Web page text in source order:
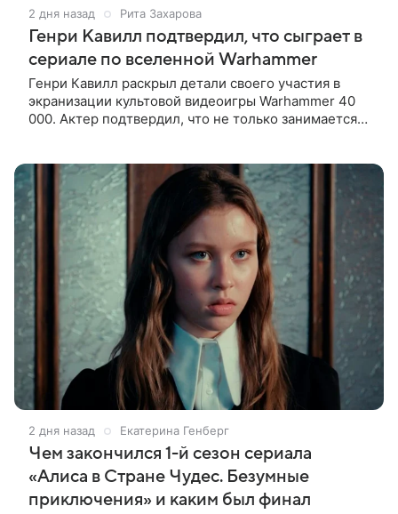
2 дня назад Рита Захарова
Генри Кавилл подтвердил, что сыграет в
сериале по вселенной Warhammer
Генри Кавилл раскрыл детали своего участия в
экранизации культовой видеоигры Warhammer 40
000. Актер подтвердил, что не только занимается
2 дня назад Екатерина Генберг
Чем закончился 1-й сезон сериала
«Алиса в Стране Чудес. Безумные
приключения» и каким был финал